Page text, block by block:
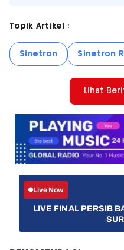
Topik Artikel :
Sinetron Sinetron
Lihat
Live Now
LIVE FINAL PERSIB